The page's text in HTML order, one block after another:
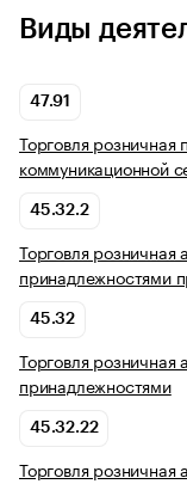
Виды
47.91
Торговля
коммуникационной
45.32.2
Торговля
принадлежностями
45.32
Торговля
принадлежностями
45.32.22
Торговля